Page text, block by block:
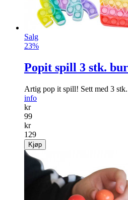
Salg
23%
Popit spill 3 stk.
Artig pop it spill! Sett med 3
info
kr
99
kr
129
Kjøp